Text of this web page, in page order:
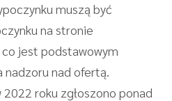
muszą być
na stronie
co jest podstawowym
nad ofertą.
roku zgłoszono ponad